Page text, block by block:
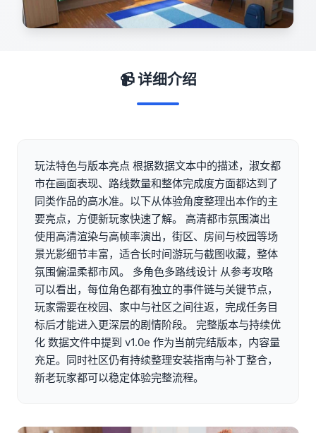
📹 详细介绍
玩法特色与版本亮点 根据数据文本中的描述，淑女都
市在画面表现、路线数量和整体完成度方面都达到了
同类作品的高水准。以下从体验角度整理出本作的主
要亮点，方便新玩家快速了解。 高清都市氛围演出
使用高清渲染与高帧率演出，街区、房间与校园等场
景光影细节丰富，适合长时间游玩与截图收藏，整体
氛围偏温柔都市风。 多角色多路线设计 从参考攻略
可以看出，每位角色都有独立的事件链与关键节点，
玩家需要在校园、家中与社区之间往返，完成任务目
标后才能进入更深层的剧情阶段。 完整版本与持续优
化 数据文件中提到 v1.0e 作为当前完结版本，内容量
充足。同时社区仍有持续整理安装指南与补丁整合，
新老玩家都可以稳定体验完整流程。